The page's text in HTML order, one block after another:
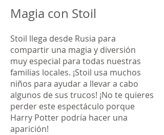
Magia con Stoil
Stoil llega desde Rusia para
compartir una magia y diversión
muy especial para todas nuestras
familias locales. ¡Stoil usa muchos
niños para ayudar a llevar a cabo
algunos de sus trucos! ¡No te quieres
perder este espectáculo porque
Harry Potter podría hacer una
aparición!